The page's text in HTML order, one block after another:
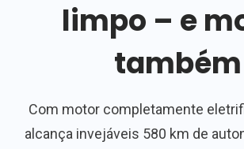
limpo – e
também
Com motor completamente
alcança invejáveis 580 km de